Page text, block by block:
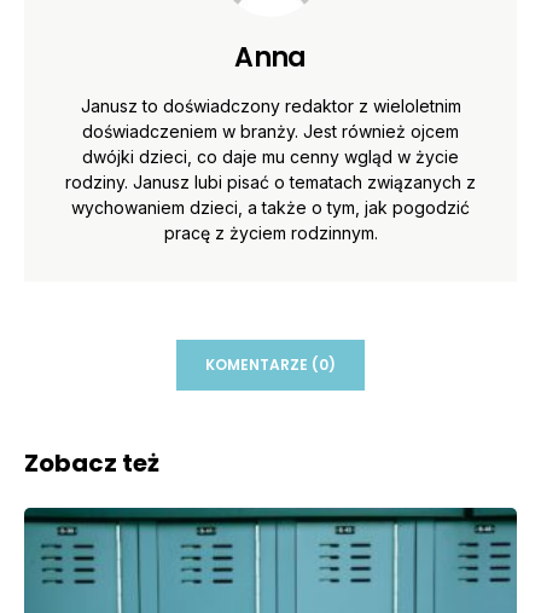
Anna
Janusz to doświadczony redaktor z wieloletnim
doświadczeniem w branży. Jest również ojcem
dwójki dzieci, co daje mu cenny wgląd w życie
rodziny. Janusz lubi pisać o tematach związanych z
wychowaniem dzieci, a także o tym, jak pogodzić
pracę z życiem rodzinnym.
KOMENTARZE (0)
Zobacz też